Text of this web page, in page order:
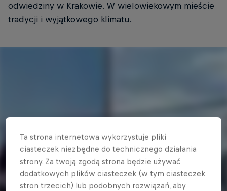
odwiedziny w Krakowie. W wielowiekowym mieście
tradycji i wyjątkowego klimatu.
Ta strona internetowa wykorzystuje pliki
ciasteczek niezbędne do technicznego działania
strony. Za twoją zgodą strona będzie używać
dodatkowych plików ciasteczek (w tym ciasteczek
stron trzecich) lub podobnych rozwiązań, aby